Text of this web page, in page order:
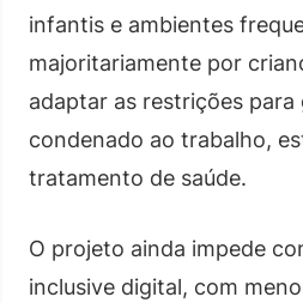
infantis e ambientes
majoritariamente por
adaptar as restrições
condenado ao trabalho,
tratamento de saúde.
O projeto ainda impede
inclusive digital, com